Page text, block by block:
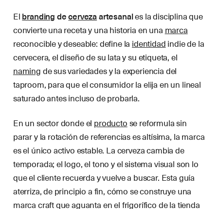
Elbrandingdecervezaartesanales la disciplina que
convierte una receta y una historia en una marca
reconocible y deseable: define la identidadindie de la
cervecera, el diseño de su lata y su etiqueta, el
namingde sus variedades y la experiencia del
taproom, para que el consumidor la elija en un lineal
saturado antes incluso de probarla.
En un sector donde el productose reformula sin
parar y la rotación de referencias es altísima, la marca
es el único activo estable. La cerveza cambia de
temporada; el logo, el tono y el sistema visual son lo
que el cliente recuerda y vuelve a buscar. Esta guía
aterriza, de principio a fin, cómo se construye una
marca craft que aguanta en el frigorífico de la tienda